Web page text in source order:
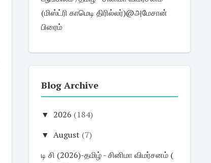
(மிஸ்ட்ரி காமெடி திரில்லர்)@அமேசான்
பிரைம்
Blog Archive
▼ 2026 (184)
▼ August (7)
டி சி (2026)-தமிழ் - சினிமா விமர்சனம் (